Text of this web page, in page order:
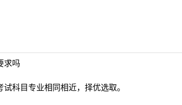
求吗
科目专业相同相近，择优选取。